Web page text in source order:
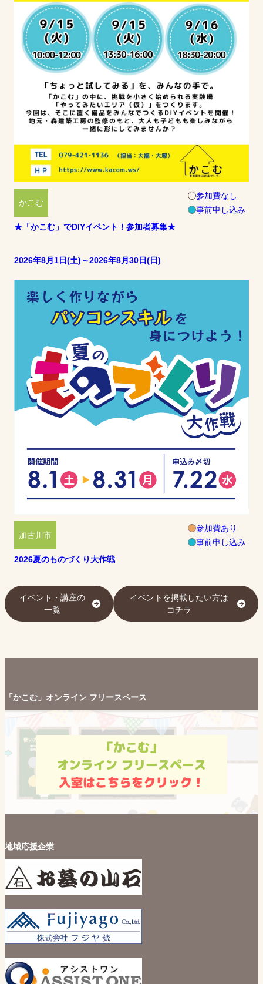
かこむ
参加費なし
事前申し込み
★「かこむ」でDIYイベント！参加者募集★
2026年8月1日(土)～2026年8月30日(日)
加古川市
参加費あり
事前申し込み
2026夏のものづくり大作戦
イベント・講座の
一覧
イベントを掲載したい方は
コチラ
「かこむ」オンライン フリースペース
地域応援企業